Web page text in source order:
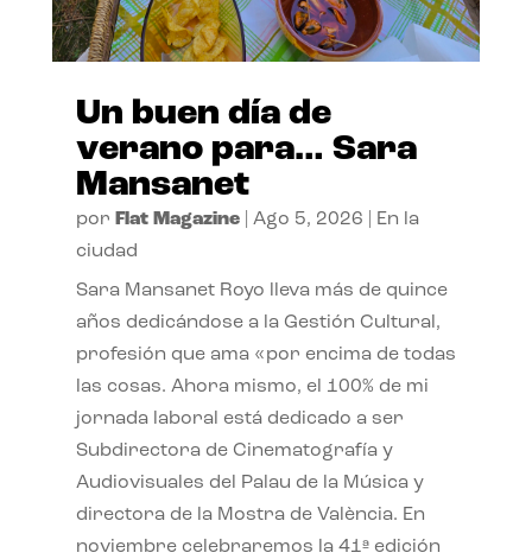
Un buen día de
verano para… Sara
Mansanet
por Flat Magazine| Ago 5, 2026
En la
ciudad
Sara Mansanet Royo lleva más de quince
años dedicándose a la Gestión Cultural,
profesión que ama «por encima de todas
las cosas. Ahora mismo, el 100% de mi
jornada laboral está dedicado a ser
Subdirectora de Cinematografía y
Audiovisuales del Palau de la Música y
directora de la Mostra de València. En
noviembre celebraremos la 41ª edición